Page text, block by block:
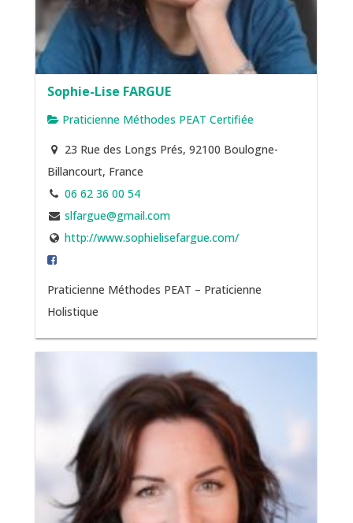
Sophie-Lise FARGUE
Praticienne Méthodes PEAT Certifiée
23 Rue des Longs Prés, 92100 Boulogne-
Billancourt, France
06 62 36 00 54
slfargue@gmail.com
http://www.sophielisefargue.com/
Praticienne Méthodes PEAT – Praticienne
Holistique